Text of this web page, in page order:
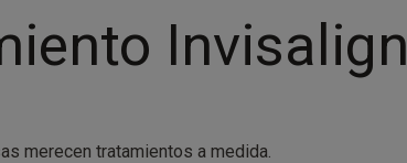
Invisalign
merecen tratamientos a medida.